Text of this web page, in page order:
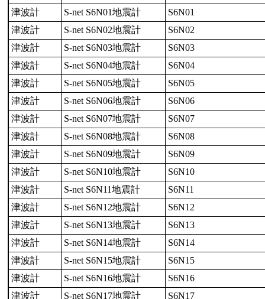
津波計
S-net S6N01地震計
S6N01
津波計
S-net S6N02地震計
S6N02
津波計
S-net S6N03地震計
S6N03
津波計
S-net S6N04地震計
S6N04
津波計
S-net S6N05地震計
S6N05
津波計
S-net S6N06地震計
S6N06
津波計
S-net S6N07地震計
S6N07
津波計
S-net S6N08地震計
S6N08
津波計
S-net S6N09地震計
S6N09
津波計
S-net S6N10地震計
S6N10
津波計
S-net S6N11地震計
S6N11
津波計
S-net S6N12地震計
S6N12
津波計
S-net S6N13地震計
S6N13
津波計
S-net S6N14地震計
S6N14
津波計
S-net S6N15地震計
S6N15
津波計
S-net S6N16地震計
S6N16
津波計
S-net S6N17地震計
S6N17